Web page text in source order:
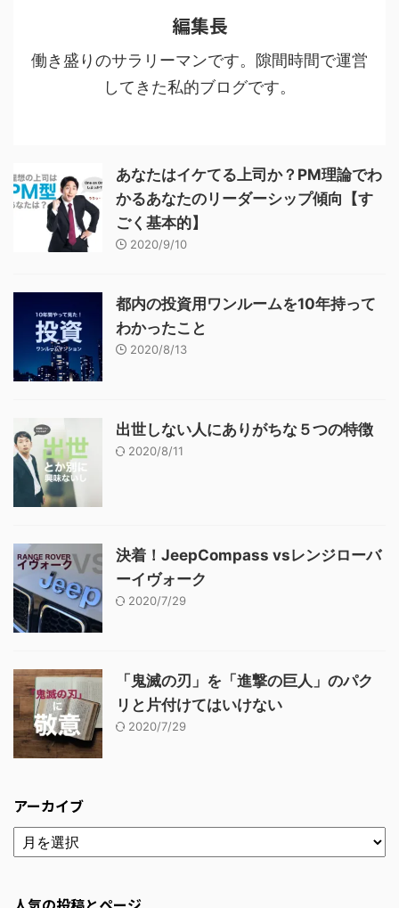
編集長
働き盛りのサラリーマンです。隙間時間で運営
してきた私的ブログです。
あなたはイケてる上司か？PM理論でわ
かるあなたのリーダーシップ傾向【す
ごく基本的】
2020/9/10
都内の投資用ワンルームを10年持って
わかったこと
2020/8/13
出世しない人にありがちな５つの特徴
2020/8/11
決着！JeepCompass vsレンジローバ
ーイヴォーク
2020/7/29
「鬼滅の刃」を「進撃の巨人」のパク
リと片付けてはいけない
2020/7/29
アーカイブ